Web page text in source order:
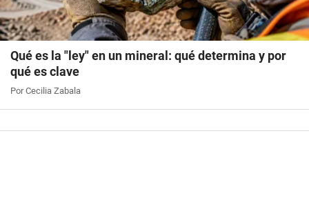
Qué es la "ley" en un mineral: qué determina y por
qué es clave
Por Cecilia Zabala